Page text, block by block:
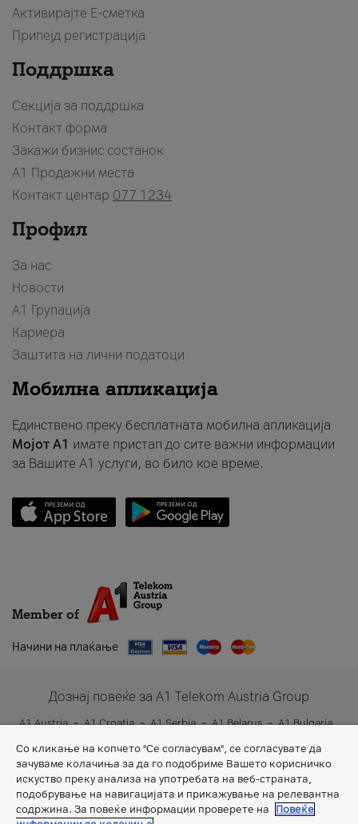
Активирајте Е-сметка
Припејд регистрација
Поддршка
Секција за поддршка
Контакт форма
Закажи бизнис состанок
A1 Продажни места
Контакт центар 077 1234
Профил
За нас
Новости
А1 Групација
Кариера
Заштита на лични податоци
Мобилна апликација
Единствено преку бесплатната мобилна апликација
Мојот A1 имате пристап до сите важни информации
за Вашите A1 услуги, во било кое време.
Member of
Начини на плаќање
Дознај повеќе за A1 Telekom Austria Group
A1 Austria A1 Croatia A1 Serbia A1 Belarus
A1 Bulgaria
Со кликање на копчето "Се согласувам", се согласувате да
зачуваме колачиња за да го подобриме Вашето корисничко
искуство преку анализа на употребата на веб-страната,
подобрување на навигацијата и прикажување на релевантна
содржина. За повеќе информации проверете на
Повеќе